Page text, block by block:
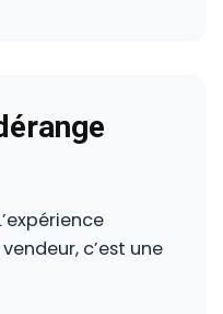
c’est une